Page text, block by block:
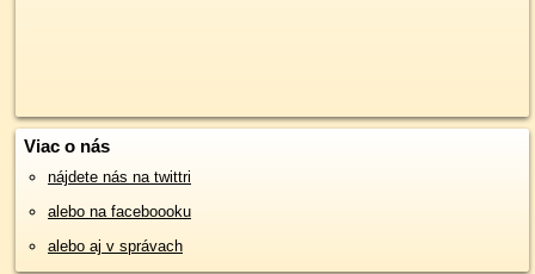
Viac o nás
nájdete nás na twittri
alebo na faceboooku
alebo aj v správach